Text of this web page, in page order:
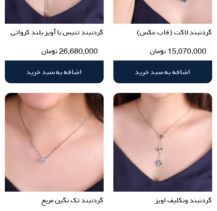
گردنبند لاکت (قاب عکس)
15,070,000 تومان
اضافه به سبد خرید
گردنبند تنیس با آویز بلند کرواتی
26,680,000تومان
اضافه به سبد خرید
گردنبند ونکلیف اویز
گردنبند تک نگین مربع